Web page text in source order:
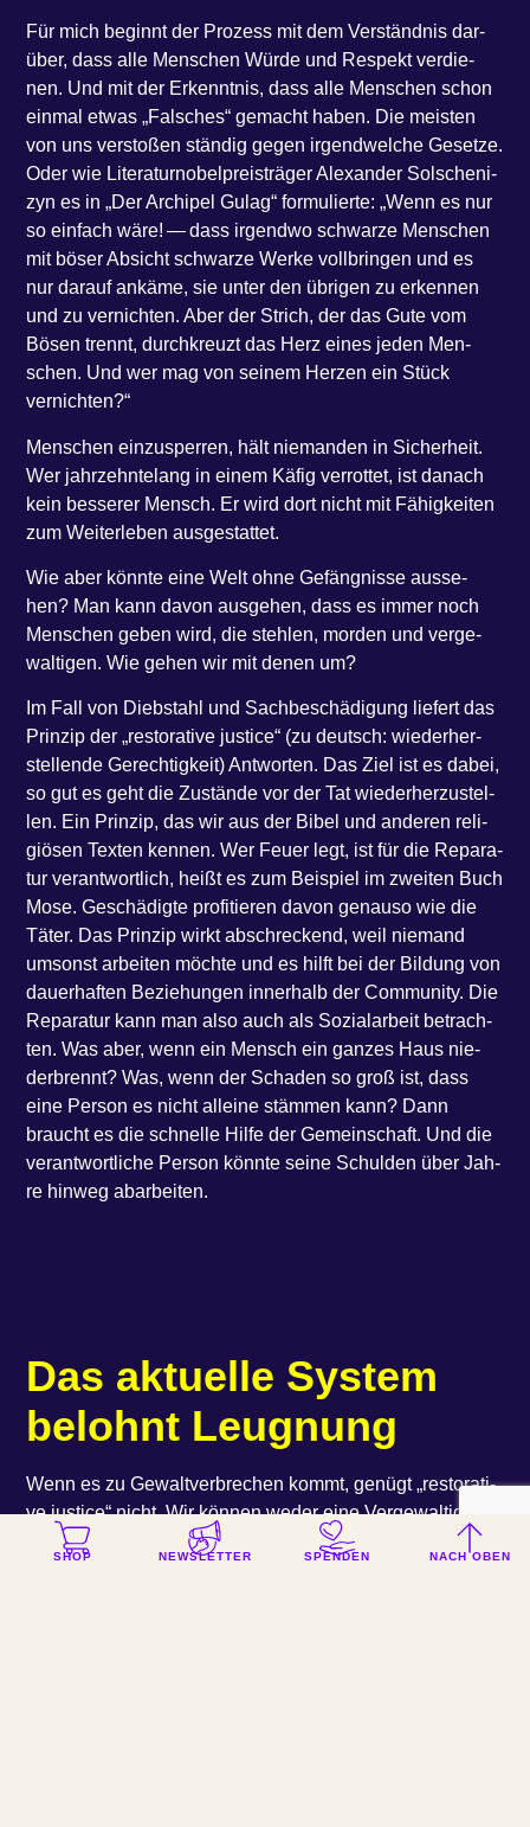
SHOP NEWSLETTER SPENDEN NACH OBEN
Für mich beginnt der Pro­zess mit dem Ver­ständ­nis dar­
über, dass alle Men­schen Wür­de und Respekt ver­die­
nen. Und mit der Erkennt­nis, dass alle Men­schen schon
ein­mal etwas ​„Fal­sches“ gemacht haben. Die meis­ten
von uns ver­sto­ßen stän­dig gegen irgend­wel­che Geset­ze.
Oder wie Lite­ra­tur­no­bel­preis­trä­ger Alex­an­der Sol­sche­ni­
zyn es in ​„Der Archi­pel Gulag“ for­mu­lier­te: ​„Wenn es nur
so ein­fach wäre! — dass irgend­wo schwar­ze Men­schen
mit böser Absicht schwar­ze Wer­ke voll­brin­gen und es
nur dar­auf ankä­me, sie unter den übri­gen zu erken­nen
und zu ver­nich­ten. Aber der Strich, der das Gute vom
Bösen trennt, durch­kreuzt das Herz eines jeden Men­
schen. Und wer mag von sei­nem Her­zen ein Stück
vernichten?“
Men­schen ein­zu­sper­ren, hält nie­man­den in Sicher­heit.
Wer jahr­zehn­te­lang in einem Käfig ver­rot­tet, ist danach
kein bes­se­rer Mensch. Er wird dort nicht mit Fähig­kei­ten
zum Wei­ter­le­ben ausgestattet.
Wie aber könn­te eine Welt ohne Gefäng­nis­se aus­se­
hen? Man kann davon aus­ge­hen, dass es immer noch
Men­schen geben wird, die steh­len, mor­den und ver­ge­
wal­ti­gen. Wie gehen wir mit denen um?
Im Fall von Dieb­stahl und Sach­be­schä­di­gung lie­fert das
Prin­zip der ​„res­to­ra­ti­ve jus­ti­ce“ (zu deutsch: wie­der­her­
stel­len­de Gerech­tig­keit) Ant­wor­ten. Das Ziel ist es dabei,
so gut es geht die Zustän­de vor der Tat wie­der­her­zu­stel­
len. Ein Prin­zip, das wir aus der Bibel und ande­ren reli­
giö­sen Tex­ten ken­nen. Wer Feu­er legt, ist für die Repa­ra­
tur ver­ant­wort­lich, heißt es zum Bei­spiel im zwei­ten Buch
Mose. Geschä­dig­te pro­fi­tie­ren davon genau­so wie die
Täter. Das Prin­zip wirkt abschre­ckend, weil nie­mand
umsonst arbei­ten möch­te und es hilft bei der Bil­dung von
dau­er­haf­ten Bezie­hun­gen inner­halb der Com­mu­ni­ty. Die
Repa­ra­tur kann man also auch als Sozi­al­ar­beit betrach­
ten. Was aber, wenn ein Mensch ein gan­zes Haus nie­
der­brennt? Was, wenn der Scha­den so groß ist, dass
eine Per­son es nicht allei­ne stäm­men kann? Dann
braucht es die schnel­le Hil­fe der Gemein­schaft. Und die
ver­ant­wort­li­che Per­son könn­te sei­ne Schul­den über Jah­
re hin­weg abarbeiten.
Das aktu­el­le Sys­tem
belohnt Leugnung
Wenn es zu Gewalt­ver­bre­chen kommt, genügt ​„res­to­ra­ti­
ve jus­ti­ce“ nicht. Wir kön­nen weder eine Ver­ge­wal­ti­gung
rück­gän­gig machen, noch einen Toten wie­der zum